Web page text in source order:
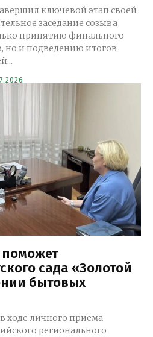
ключевой этап своей
заседание созыва
принятию финального
но и подведению итогов
поможет
сада «Золотой
бытовых
ходе личного приема
регионального